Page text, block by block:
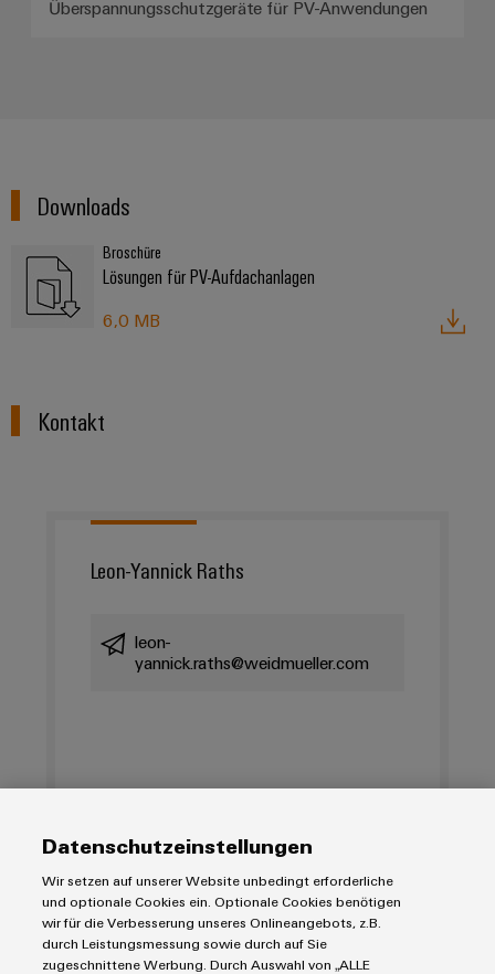
Modifizierte
Produktinnovationen
auf einem
neuen Niveau
‒ intuitiv,
unkompliziert,
schnell
Überspannungsschutzgeräte für PV-Anwendungen
Downloads
Broschüre
Lösungen für PV-Aufdachanlagen
6,0 MB
Kontakt
Leon-Yannick Raths
leon-
yannick.raths@weidmueller.com
Datenschutzeinstellungen
Wir setzen auf unserer Website unbedingt erforderliche
und optionale Cookies ein. Optionale Cookies benötigen
wir für die Verbesserung unseres Onlineangebots, z.B.
durch Leistungsmessung sowie durch auf Sie
zugeschnittene Werbung. Durch Auswahl von „ALLE